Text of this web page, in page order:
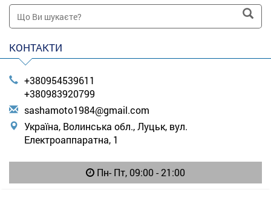
КОНТАКТИ
+380954539611
+380983920799
sashamoto1984@gmail.com
Україна, Волинська обл., Луцьк, вул.
Електроаппаратна, 1
Пн- Пт, 09:00 - 21:00